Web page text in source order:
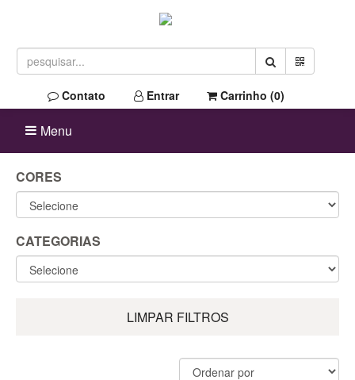
Contato Entrar Carrinho (0)
Menu
CORES
CATEGORIAS
LIMPAR FILTROS